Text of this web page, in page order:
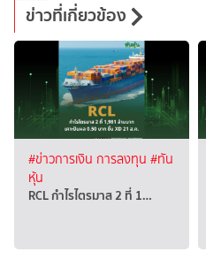
ข่าวที่เกี่ยวข้อง
#ข่าวการเงิน การลงทุน #ทัน
หุ้น
RCL กำไรไตรมาส 2 ที่ 1…